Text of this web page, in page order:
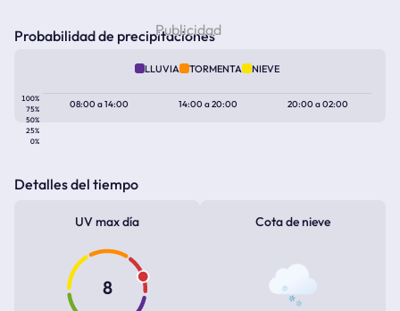
Probabilidad de precipitaciones
LLUVIA TORMENTA NIEVE
100%
75%
50%
25%
0%
08:00a14:00 14:00a20:00 20:00a02:00
Detalles del tiempo
UV max día
8
Cota de nieve